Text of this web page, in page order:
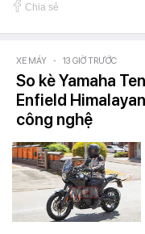
Chia sẻ
XE MÁY - 13 GIỜ TRƯỚC
So kè Yamaha
Enfield
công nghệ